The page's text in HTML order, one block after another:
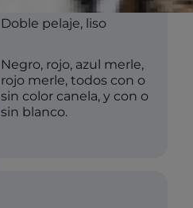
Doble pelaje, liso
Negro, rojo, azul merle,
rojo merle, todos con o
sin color canela, y con o
sin blanco.